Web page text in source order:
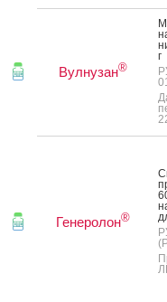
Вулнузан®
г
Генеролон®